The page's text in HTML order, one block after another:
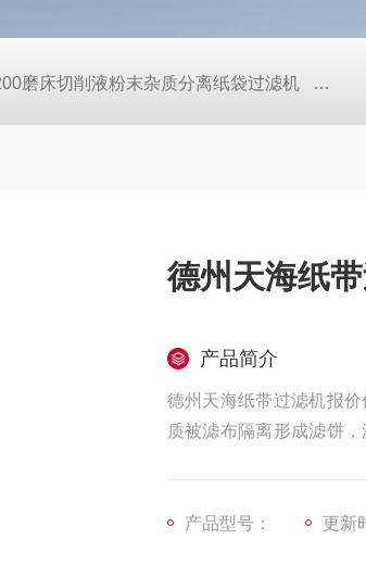
磨床切削液粉末杂质分离纸袋过滤机 定做
德州天海纸
产品简介
德州天海纸带过滤机报
质被滤布隔离形成滤饼
产品型号： 更新